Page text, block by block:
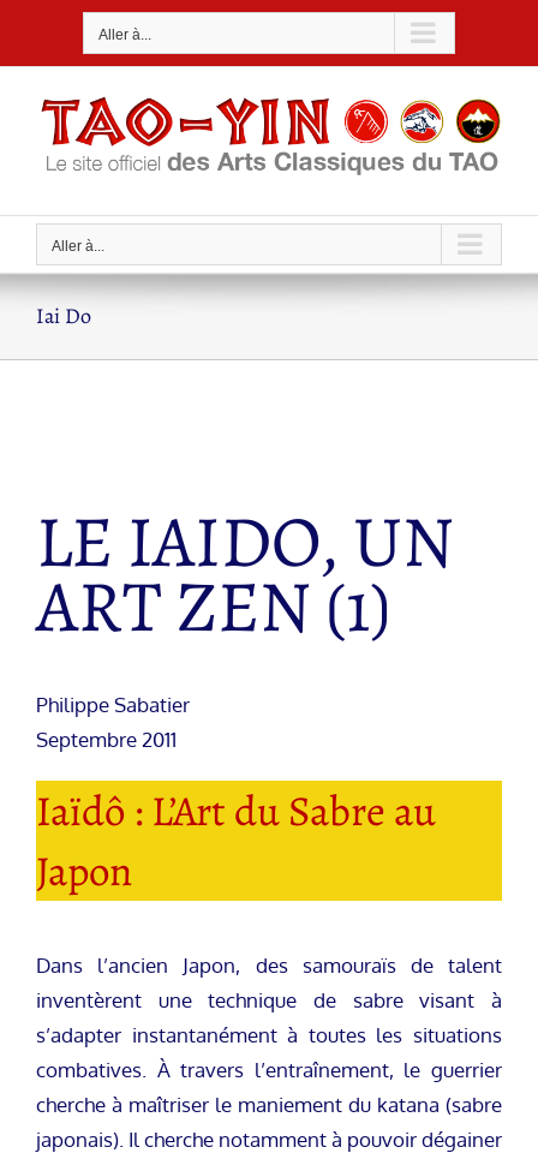
Aller à...
Aller à...
Iai Do
LE IAIDO, UN
ART ZEN (1)
Philippe Sabatier
Septembre 2011
Iaïdô : L’Art du Sabre au
Japon
Dans l’ancien Japon, des samouraïs de talent
inventèrent une technique de sabre visant à
s’adapter instantanément à toutes les situations
combatives. À travers l’entraînement, le guerrier
cherche à maîtriser le maniement du katana (sabre
japonais). Il cherche notamment à pouvoir dégainer